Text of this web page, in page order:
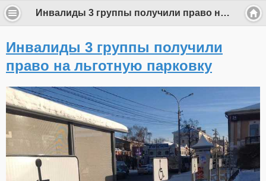
Инвалиды 3 группы получили право на льготную парковку
Инвалиды 3 группы получили
право на льготную парковку